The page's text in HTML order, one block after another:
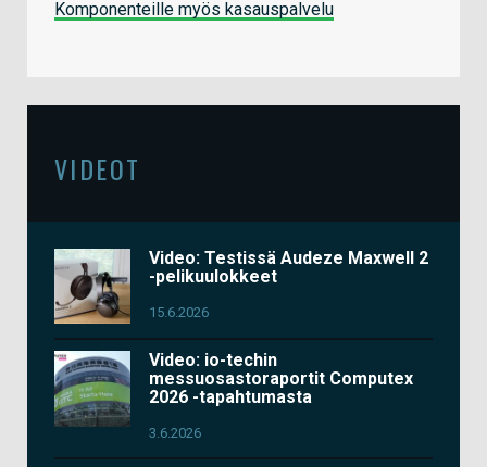
Komponenteille myös kasauspalvelu
VIDEOT
Video: Testissä Audeze Maxwell 2
-pelikuulokkeet
15.6.2026
Video: io-techin
messuosastoraportit Computex
2026 -tapahtumasta
3.6.2026